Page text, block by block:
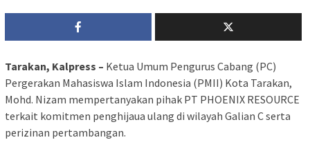
Tarakan, Kalpress – Ketua Umum Pengurus Cabang (PC)
Pergerakan Mahasiswa Islam Indonesia (PMII) Kota Tarakan,
Mohd. Nizam mempertanyakan pihak PT PHOENIX RESOURCE
terkait komitmen penghijaua ulang di wilayah Galian C serta
perizinan pertambangan.